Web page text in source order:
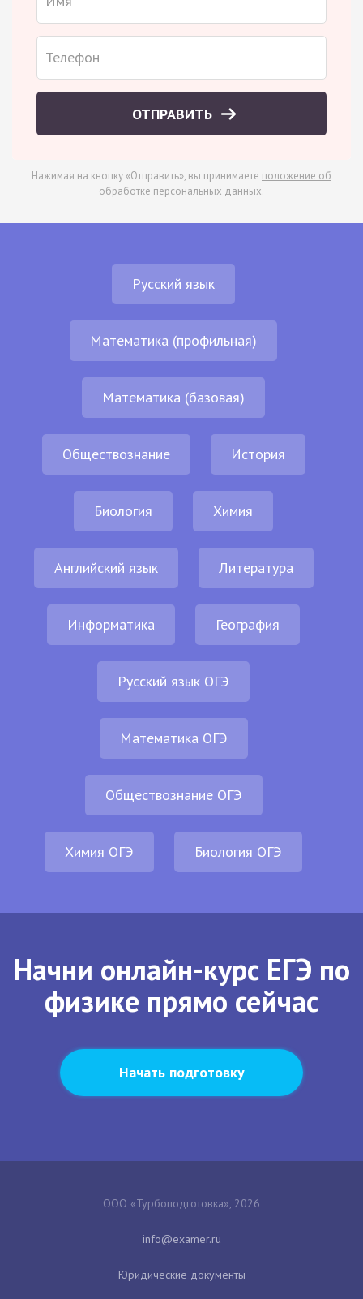
ОТПРАВИТЬ
Нажимая на кнопку «Отправить», вы принимаете положение об
обработке персональных данных.
Русский язык
Математика (профильная)
Математика (базовая)
Обществознание История
Биология Химия
Английский язык Литература
Информатика География
Русский язык ОГЭ
Математика ОГЭ
Обществознание ОГЭ
Химия ОГЭ Биология ОГЭ
Начни онлайн-курс ЕГЭ по
физике прямо сейчас
Начать подготовку
ООО «Турбоподготовка», 2026
Юридические документы